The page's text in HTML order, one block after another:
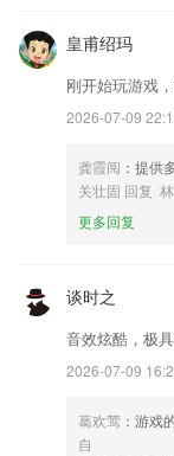
6.课本点读，同步部编
捕鱼达人2金币
模块新增优化；
修正某些角色无法显
“微旅游”&“研学游”板块
海量贴纸上新，打造
联系我们
应用商店进行打分评
行优化修改。
皇甫绍玛
刚开始玩游戏
2026-07-09
龚霞阅 ：提供
关壮固 回复
更多回复
谈时之
音效炫酷，极具
2026-07-09
葛欢莺 ：游戏
自